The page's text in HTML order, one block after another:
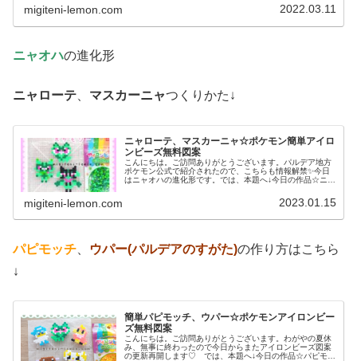
migiteni-lemon.com 2022.03.11
ニャオハの進化形
ニャローテ、 マスカーニャつくりかた↓
ニャローテ、マスカーニャ☆ポケモン簡単アイロ
ンビーズ無料図案
こんにちは。ご訪問ありがとうございます。パルデア地方
ポケモン公式で紹介されたので、こちらも情報解禁✨今日
はニャオハの進化形です。では、本題へ↓今日の作品☆ニャ
migiteni-lemon.com 2023.01.15
パピモッチ ウパー(パルデアのすがた)の作り方はこちら
↓
簡単パピモッチ、ウパー☆ポケモンアイロンビー
ズ無料図案
こんにちは。ご訪問ありがとうございます。わがやの夏休
み、無事に終わったので今日からまたアイロンビーズ図案
の更新再開します♡ では、本題へ↓今日の作品☆パピモッ